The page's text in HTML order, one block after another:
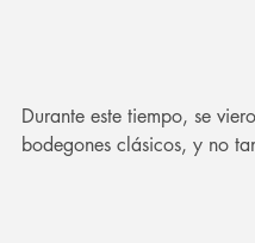
Durante este tiempo, se
bodegones clásicos, y no